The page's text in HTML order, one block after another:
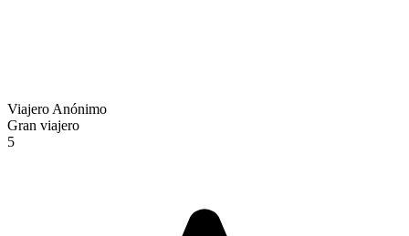
Viajero Anónimo
Gran viajero
5